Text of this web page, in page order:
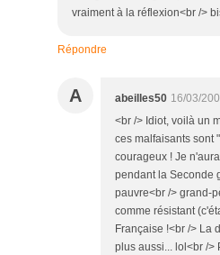
vraiment à la réflexion<br />
Répondre
A abeilles50 16/03/
<br /> Idiot, voilà un
ces malfaisants sont
courageux ! Je
pendant la Seconde
pauvre<br /> grand-
comme résistant
Française !<br /> La
plus aussi... lol<br />